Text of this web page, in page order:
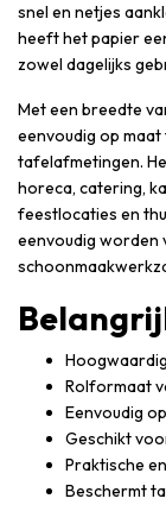
snel en netjes
heeft het papier
zowel dagelijks
Met een breedte
eenvoudig op
tafelafmetingen.
horeca, catering,
feestlocaties en
eenvoudig
Rolformaat
Eenvoudig
Geschikt
Praktische
Beschermt